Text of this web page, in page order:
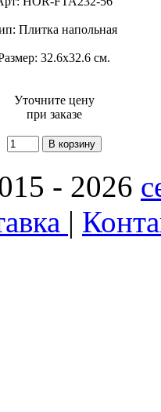
Плитка напольная
32.6x32.6 см.
Уточните цену
при заказе
- 2026
|